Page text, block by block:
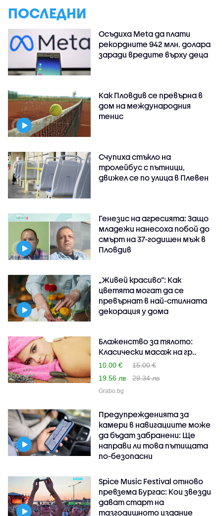
ПОСЛЕДНИ
Осъдиха Meta да плати
рекордните 942 млн. долара
заради вредите върху деца
Как Пловдив се превърна в
дом на международния
тенис
Счупиха стъкло на
тролейбус с пътници,
движел се по улица в Плевен
Генезис на агресията: Защо
младежи нанесоха побой до
смърт на 37-годишен мъж в
Пловдив
„Живей красиво”: Как
цветята могат да се
превърнат в най-стилната
декорация у дома
Блаженство за тялото:
Класически масаж на гр..
10.00 €
15.00 €
19.56 лв
29.34 лв
Grabo.bg
Предупрежденията за
камери в навигациите може
да бъдат забранени: Ще
направи ли това пътищата
по-безопасни
Spice Music Festival отново
превзема Бургас: Кои звезди
дават старт на
тазгодишното издание